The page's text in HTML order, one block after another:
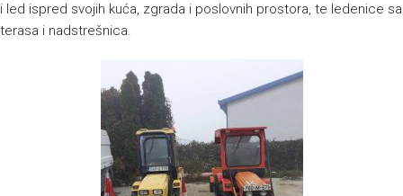
i led ispred svojih kuća, zgrada i poslovnih prostora, te ledenice sa
terasa i nadstrešnica.